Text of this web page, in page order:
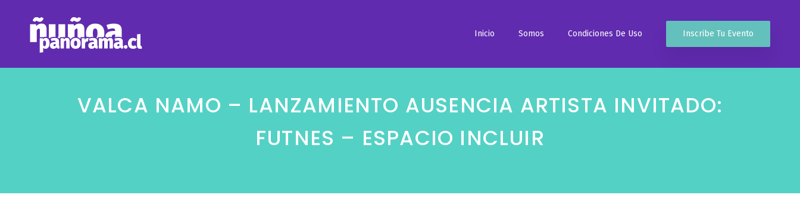
Inicio Somos Condiciones De Uso Inscribe Tu Evento
VALCA NAMO – LANZAMIENTO AUSENCIA ARTISTA INVITADO:
FUTNES – ESPACIO INCLUIR